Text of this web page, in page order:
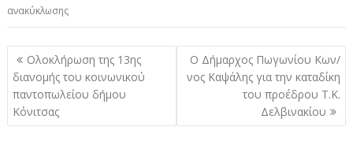
ανακύκλωσης
Πλοήγηση
άρθρων
Ολοκλήρωση της 13ης
διανομής του κοινωνικού
παντοπωλείου δήμου
Κόνιτσας
Ο Δήμαρχος Πωγωνίου Κων/
νος Καψάλης για την καταδίκη
του προέδρου Τ.Κ.
Δελβινακίου